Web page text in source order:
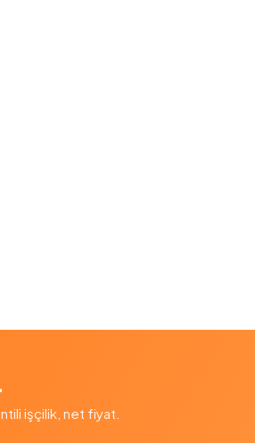
işçilik, net fiyat.